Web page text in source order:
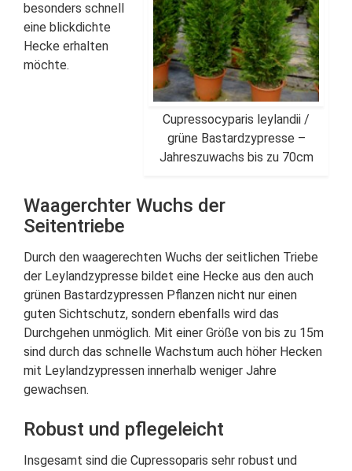
Cupressocyparis leylandii /
grüne Bastardzypresse –
Jahreszuwachs bis zu 70cm
besonders schnell
eine blickdichte
Hecke erhalten
möchte.
Waagerchter Wuchs der
Seitentriebe
Durch den waagerechten Wuchs der seitlichen Triebe
der Leylandzypresse bildet eine Hecke aus den auch
grünen Bastardzypressen Pflanzen nicht nur einen
guten Sichtschutz, sondern ebenfalls wird das
Durchgehen unmöglich. Mit einer Größe von bis zu 15m
sind durch das schnelle Wachstum auch höher Hecken
mit Leylandzypressen innerhalb weniger Jahre
gewachsen.
Robust und pflegeleicht
Insgesamt sind die Cupressoparis sehr robust und